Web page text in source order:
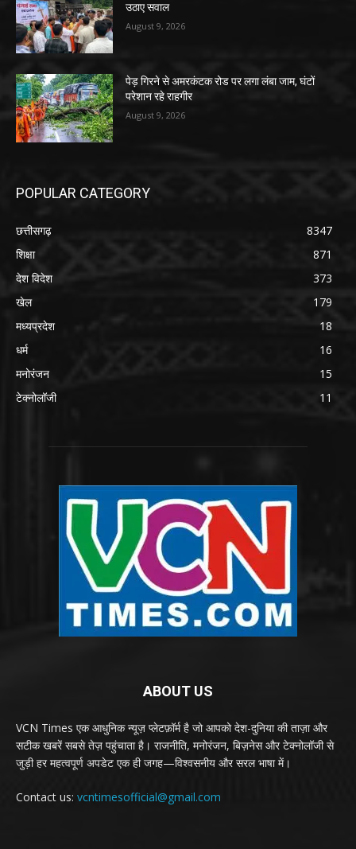
उठाए सवाल
August 9, 2026
पेड़ गिरने से अमरकंटक रोड पर लगा लंबा जाम, घंटों
परेशान रहे राहगीर
August 9, 2026
POPULAR CATEGORY
छत्तीसगढ़
8347
शिक्षा
871
देश विदेश
373
खेल
179
मध्यप्रदेश
18
धर्म
16
मनोरंजन
15
टेक्नोलॉजी
11
ABOUT US
VCN Times एक आधुनिक न्यूज़ प्लेटफ़ॉर्म है जो आपको देश-दुनिया की ताज़ा और
सटीक खबरें सबसे तेज़ पहुंचाता है। राजनीति, मनोरंजन, बिज़नेस और टेक्नोलॉजी से
जुड़ी हर महत्वपूर्ण अपडेट एक ही जगह—विश्वसनीय और सरल भाषा में।
Contact us: vcntimesofficial@gmail.com